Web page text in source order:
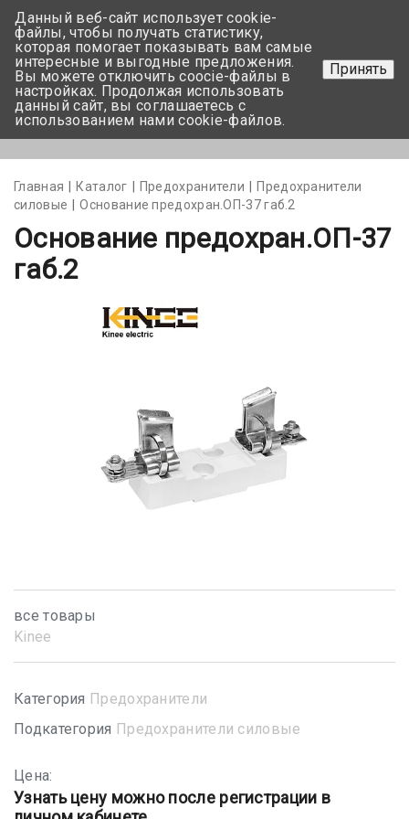
+375 17-350-99-56
+375 44-752-82-08
Задать вопрос
Главная Каталог Предохранители
Предохранители
силовые
Основание предохран.ОП-37 габ.2
Основание предохран.ОП-37
габ.2
все товары
Kinee
Категория Предохранители
Подкатегория Предохранители силовые
Цена:
Узнать цену можно после регистрации в
Данный веб-сайт использует cookie-
файлы, чтобы получать статистику,
которая помогает показывать вам самые
интересные и выгодные предложения.
Вы можете отключить coocie-файлы в
настройках. Продолжая использовать
данный сайт, вы соглашаетесь с
использованием нами cookie-файлов.
Принять